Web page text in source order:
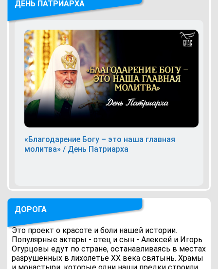
ДЕНЬ ПАТРИАРХА
«Благодарение Богу – это наша главная
молитва» / День Патриарха
ДОРОГА
Это проект о красоте и боли нашей истории.
Популярные актеры - отец и сын - Алексей и Игорь
Огурцовы едут по стране, останавливаясь в местах
разрушенных в лихолетье ХХ века святынь. Храмы